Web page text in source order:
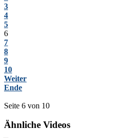
3
4
5
6
7
8
9
10
Weiter
Ende
Seite 6 von 10
Ähnliche Videos